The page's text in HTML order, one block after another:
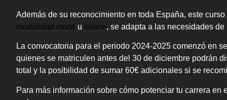
Además de su reconocimiento en toda España, este
modalidad mixta u online, se adapta a las necesidades
La convocatoria para el periodo 2024-2025 comenzó en
quienes se matriculen antes del 30 de diciembre podrán
total y la posibilidad de sumar 60€ adicionales si se
Para más información sobre cómo potenciar tu carrera